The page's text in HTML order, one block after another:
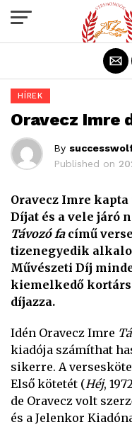
HÍREK
Oravecz Imre
By
Published on
Oravecz Imre
Díjat és a vele járó
Távozó facímű
tizenegyedik
Művészeti Díj
kiemelkedő
díjazza.
Idén Oravecz Imre
kiadója számíthat
sikerre. A
Első kötetét (Héj,
de Oravecz volt
és a Jelenkor